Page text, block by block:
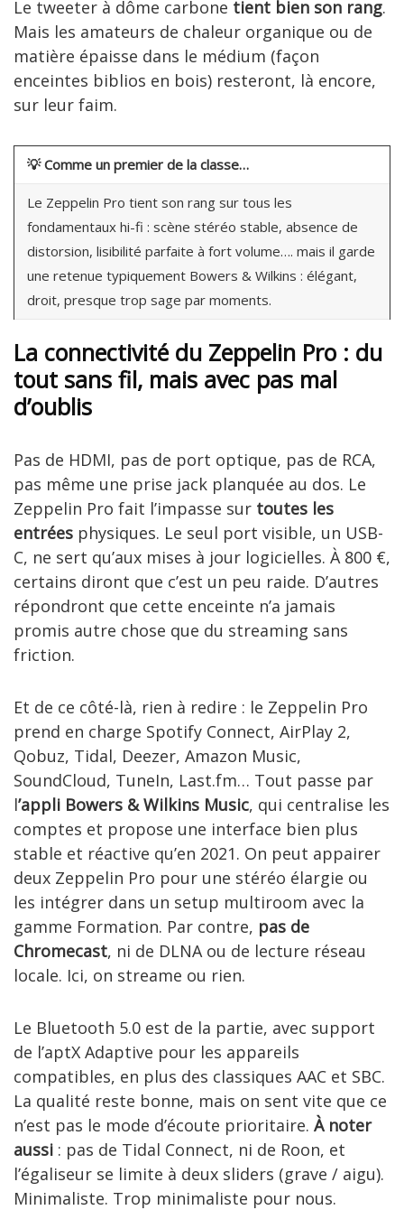
Le tweeter à dôme carbone tient bien son rang.
Mais les amateurs de chaleur organique ou de
matière épaisse dans le médium (façon
enceintes biblios en bois) resteront, là encore,
sur leur faim.
💡Comme un premier de la classe…
Le Zeppelin Pro tient son rang sur tous les
fondamentaux hi-fi : scène stéréo stable, absence de
distorsion, lisibilité parfaite à fort volume…. mais il garde
une retenue typiquement Bowers & Wilkins : élégant,
droit, presque trop sage par moments.
La connectivité du Zeppelin Pro : du
tout sans fil, mais avec pas mal
d’oublis
Pas de HDMI, pas de port optique, pas de RCA,
pas même une prise jack planquée au dos. Le
Zeppelin Pro fait l’impasse sur toutes les
entrées physiques. Le seul port visible, un USB-
C, ne sert qu’aux mises à jour logicielles. À 800 €,
certains diront que c’est un peu raide. D’autres
répondront que cette enceinte n’a jamais
promis autre chose que du streaming sans
friction.
Et de ce côté-là, rien à redire : le Zeppelin Pro
prend en charge Spotify Connect, AirPlay 2,
Qobuz, Tidal, Deezer, Amazon Music,
SoundCloud, TuneIn, Last.fm… Tout passe par
l’appli Bowers & Wilkins Music, qui centralise les
comptes et propose une interface bien plus
stable et réactive qu’en 2021. On peut appairer
deux Zeppelin Pro pour une stéréo élargie ou
les intégrer dans un setup multiroom avec la
gamme Formation. Par contre, pas de
Chromecast, ni de DLNA ou de lecture réseau
locale. Ici, on streame ou rien.
Le Bluetooth 5.0 est de la partie, avec support
de l’aptX Adaptive pour les appareils
compatibles, en plus des classiques AAC et SBC.
La qualité reste bonne, mais on sent vite que ce
n’est pas le mode d’écoute prioritaire. À noter
aussi : pas de Tidal Connect, ni de Roon, et
l’égaliseur se limite à deux sliders (grave / aigu).
Minimaliste. Trop minimaliste pour nous.